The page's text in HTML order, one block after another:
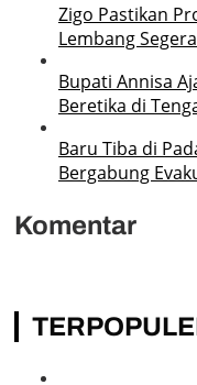
Zigo Pastikan
Lembang
Bupati Annisa
Beretika di
Baru Tiba di
Bergabung
Komentar